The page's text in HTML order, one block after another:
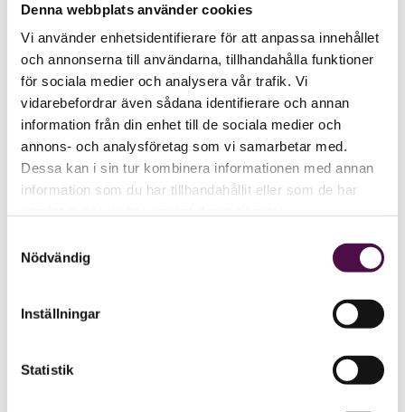
Denna webbplats använder cookies
Vi använder enhetsidentifierare för att anpassa innehållet
och annonserna till användarna, tillhandahålla funktioner
för sociala medier och analysera vår trafik. Vi
vidarebefordrar även sådana identifierare och annan
information från din enhet till de sociala medier och
annons- och analysföretag som vi samarbetar med.
Dessa kan i sin tur kombinera informationen med annan
information som du har tillhandahållit eller som de har
Nödvändig
Inställningar
Statistik